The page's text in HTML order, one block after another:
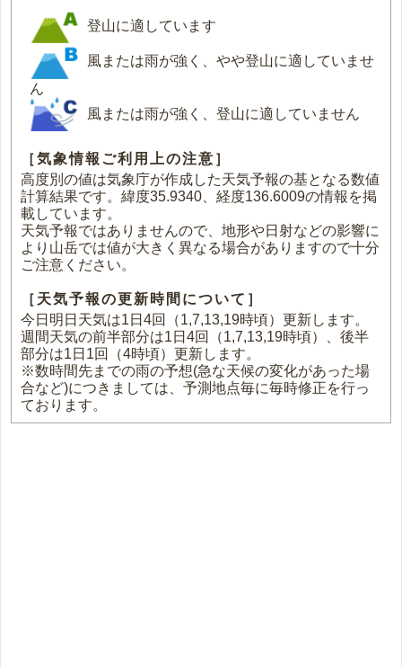
登山に適しています
風または雨が強く、やや登山に適していませ
ん
風または雨が強く、登山に適していません
［気象情報ご利用上の注意］
高度別の値は気象庁が作成した天気予報の基となる数値
計算結果です。緯度35.9340、経度136.6009の情報を掲
載しています。
天気予報ではありませんので、地形や日射などの影響に
より山岳では値が大きく異なる場合がありますので十分
ご注意ください。
［天気予報の更新時間について］
今日明日天気は1日4回（1,7,13,19時頃）更新します。
週間天気の前半部分は1日4回（1,7,13,19時頃）、後半
部分は1日1回（4時頃）更新します。
※数時間先までの雨の予想(急な天候の変化があった場
合など)につきましては、予測地点毎に毎時修正を行っ
ております。